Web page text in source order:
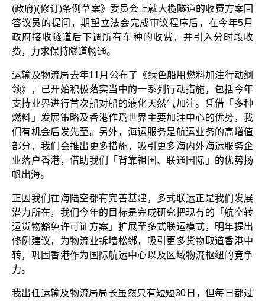
(政府)(修订)条例草案》委员会上就大榄隧道的收费方案回
答议员的提问，期望立法会完成审议程序后，在今年5月
政府接收隧道后下调所有车种的收费，并引入分时段收
费，力求保持隧道畅通。
运输及物流局去年11月公布了《绿色船用燃料加注行动纲
领》，已开始积极落实当中的一系列行动措施，包括今年
支持业界进行首次船对船的液化天然气加注。凭借「多种
燃料」发展策略及香港作爲世界主要加注中心的优势，我
们有机会后发先至。另外，海运服务是航运业务的高增值
部分，我们会推出更多措施，吸引更多海内外海运服务企
业落户香港，借助我们「背靠祖国、联通国际」的优势扬
帆出海。
正因我们在海陆空都有完善基建，多式联运正是我们发展
潜力所在，我们今年的目标是完成研究把现有的「航空转
运货物豁免许可证方案」扩展至多式联运模式，明年提出
修例建议，为物流业拆墙松绑，吸引更多货物取道香港中
转，巩固香港作为国际航运中心以及区域物流枢纽的竞争
力。
我出任运输及物流局局长虽然只有短短30日，但每日都过